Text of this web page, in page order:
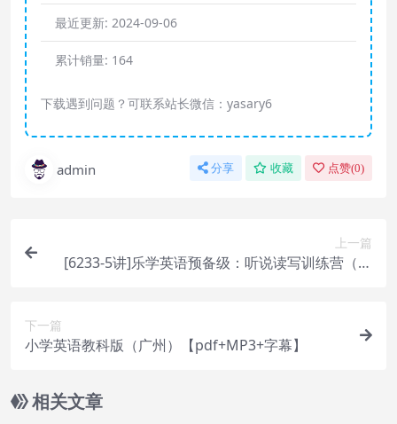
最近更新: 2024-09-06
累计销量: 164
下载遇到问题？可联系站长微信：yasary6
admin 分享 收藏 点赞(0)
上一篇
[6233-5讲]乐学英语预备级：听说读写训练营（学
下一篇
小学英语教科版（广州）【pdf+MP3+字幕】
相关文章